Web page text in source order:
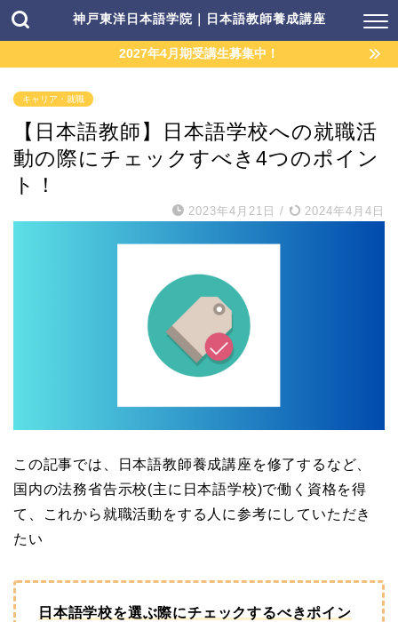
神戸東洋日本語学院｜日本語教師養成講座
2027年4月期受講生募集中！
キャリア・就職
【日本語教師】日本語学校への就職活
動の際にチェックすべき4つのポイン
ト！
2023年4月21日 / 2024年4月4日
この記事では、日本語教師養成講座を修了するなど、
国内の法務省告示校(主に日本語学校)で働く資格を得
て、これから就職活動をする人に参考にしていただき
たい
日本語学校を選ぶ際にチェックするべきポイン